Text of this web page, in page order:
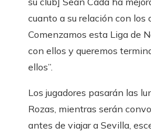
cuanto a su relación con los
Comenzamos esta Liga de
con ellos y queremos
ellos”.
Los jugadores pasarán las
Rozas, mientras serán
antes de viajar a Sevilla,